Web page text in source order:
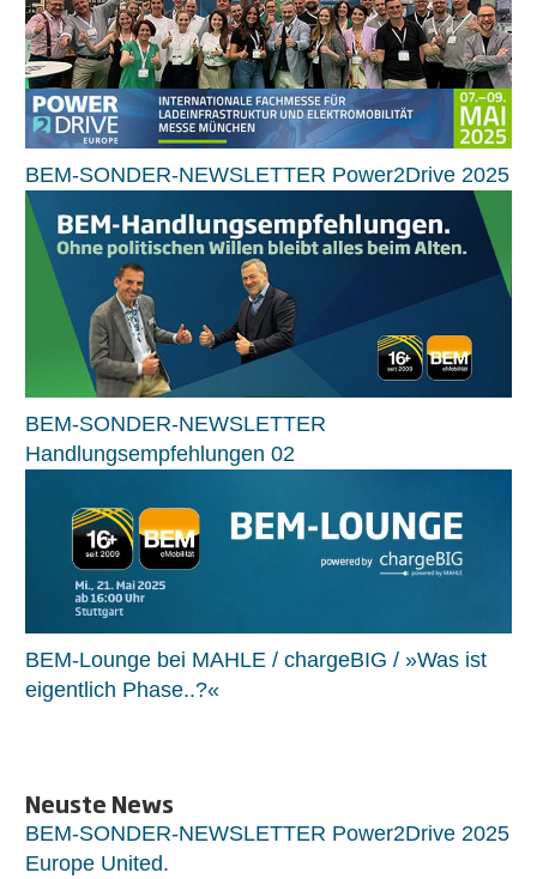
BEM-SONDER-NEWSLETTER Power2Drive 2025
BEM-SONDER-NEWSLETTER
Handlungsempfehlungen 02
BEM-Lounge bei MAHLE / chargeBIG / »Was ist
eigentlich Phase..?«
Neuste News
BEM-SONDER-NEWSLETTER Power2Drive 2025
Europe United.